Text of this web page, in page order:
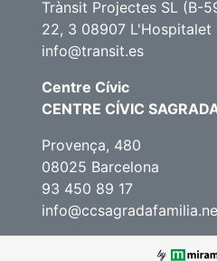
Trànsit Projectes SL (B-
22, 3 08907 L'Hospitalet
info@transit.es
Centre Cívic
CENTRE CÍVIC
Provença, 480
08025 Barcelona
93 450 89 17